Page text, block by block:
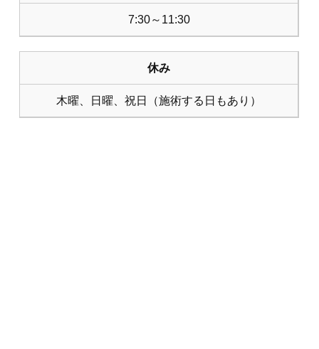
7:30～11:30
休み
木曜、日曜、祝日（施術する日もあり）